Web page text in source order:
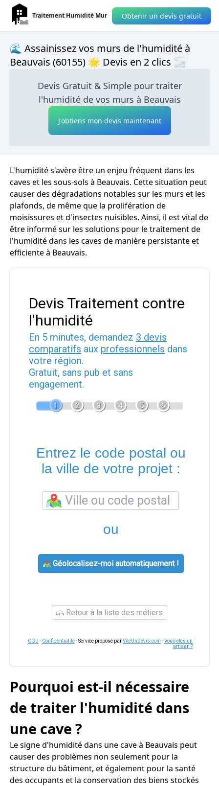
Traitement Humidité Mur Obtenir un devis gratuit
🌊 Assainissez vos murs de l'humidité à
Beauvais (60155) 🌟 Devis en 2 clics 🌫
Devis Gratuit & Simple pour traiter
l'humidité de vos murs à Beauvais
J'obtiens mon devis maintenant
L'humidité s'avère être un enjeu fréquent dans les
caves et les sous-sols à Beauvais. Cette situation peut
causer des dégradations notables sur les murs et les
plafonds, de même que la prolifération de
moisissures et d'insectes nuisibles. Ainsi, il est vital de
être informé sur les solutions pour le traitement de
l'humidité dans les caves de manière persistante et
efficiente à Beauvais.
Devis Traitement contre
l'humidité
En 5 minutes, demandez 3 devis
comparatifs aux professionnels dans
votre région.
Gratuit, sans pub et sans
engagement.
1 2 3 4 5 6
Entrez le code postal ou
la ville de votre projet :
ou
Géolocalisez-moi automatiquement !
Retour à la liste des métiers
CGU - Confidentialité- Service proposé parViteUnDevis.com -Vous êtes un
artisan ?
Pourquoi est-il nécessaire
de traiter l'humidité dans
une cave ?
Le signe d'humidité dans une cave à Beauvais peut
causer des problèmes non seulement pour la
structure du bâtiment, et également pour la santé
des occupants et la conservation des biens stockés